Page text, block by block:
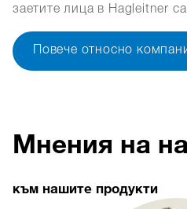
заетите лица в Hagleitner
Повече относно
Мнения на
към нашите продукти